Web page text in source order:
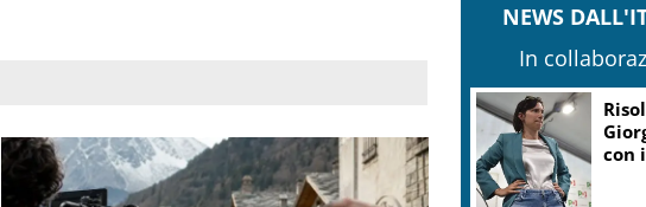
NEWS
In
con